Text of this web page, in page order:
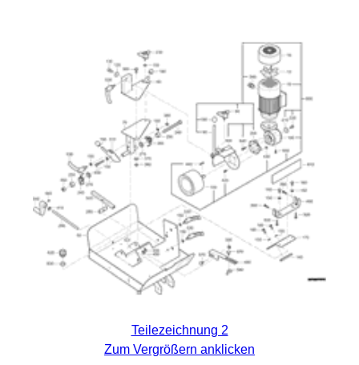
Teilezeichnung 2
Zum Vergrößern anklicken